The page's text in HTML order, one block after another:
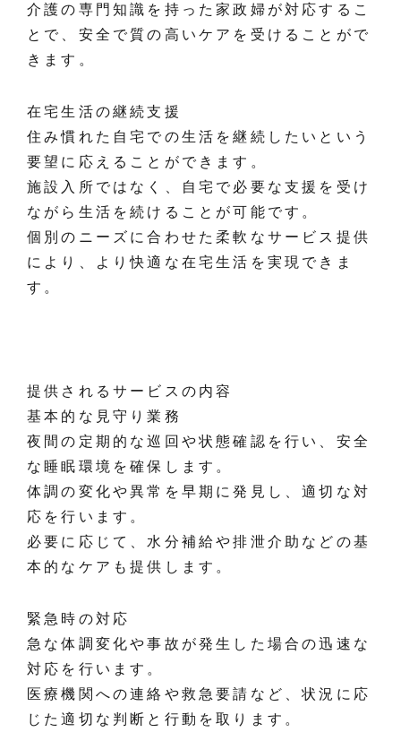
介護の専門知識を持った家政婦が対応するこ
とで、安全で質の高いケアを受けることがで
きます。
在宅生活の継続支援
住み慣れた自宅での生活を継続したいという
要望に応えることができます。
施設入所ではなく、自宅で必要な支援を受け
ながら生活を続けることが可能です。
個別のニーズに合わせた柔軟なサービス提供
により、より快適な在宅生活を実現できま
す。
提供されるサービスの内容
基本的な見守り業務
夜間の定期的な巡回や状態確認を行い、安全
な睡眠環境を確保します。
体調の変化や異常を早期に発見し、適切な対
応を行います。
必要に応じて、水分補給や排泄介助などの基
本的なケアも提供します。
緊急時の対応
急な体調変化や事故が発生した場合の迅速な
対応を行います。
医療機関への連絡や救急要請など、状況に応
じた適切な判断と行動を取ります。